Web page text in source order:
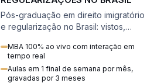
Pós-graduação em direito imigratório
e regularização no Brasil: vistos,
tributação do imigrante.
MBA 100% ao vivo com interação em
tempo real
Aulas em 1 final de semana por mês,
gravadas por 3 meses